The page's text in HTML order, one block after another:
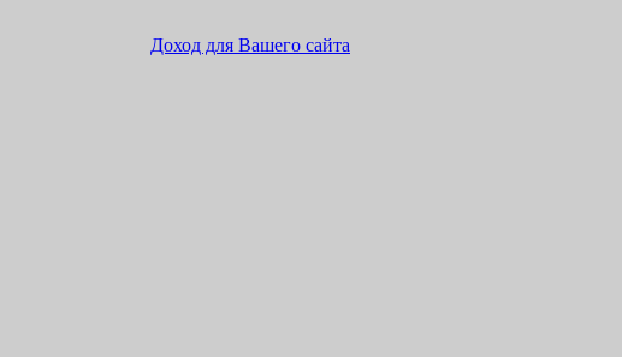
Доход для Вашего сайта